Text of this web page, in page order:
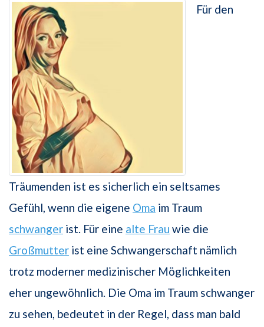
Für den
Träumenden ist es sicherlich ein seltsames
Gefühl, wenn die eigene Oma im Traum
schwanger ist. Für eine alte Frau wie die
Großmutter ist eine Schwangerschaft nämlich
trotz moderner medizinischer Möglichkeiten
eher ungewöhnlich. Die Oma im Traum schwanger
zu sehen, bedeutet in der Regel, dass man bald